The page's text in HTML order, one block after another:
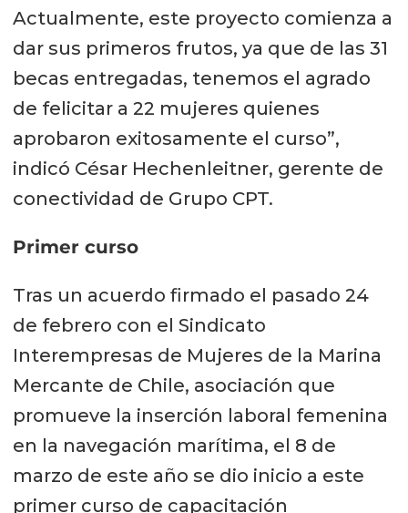
Actualmente, este proyecto comienza a
dar sus primeros frutos, ya que de las 31
becas entregadas, tenemos el agrado
de felicitar a 22 mujeres quienes
aprobaron exitosamente el curso”,
indicó César Hechenleitner, gerente de
conectividad de Grupo CPT.
Primer curso
Tras un acuerdo firmado el pasado 24
de febrero con el Sindicato
Interempresas de Mujeres de la Marina
Mercante de Chile, asociación que
promueve la inserción laboral femenina
en la navegación marítima, el 8 de
marzo de este año se dio inicio a este
primer curso de capacitación